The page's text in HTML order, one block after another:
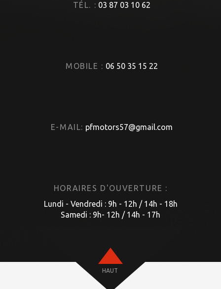
TÉL. : 03 87 03 10 62
MOBILE : 06 50 35 15 22
E-MAIL: pfmotors57@gmail.com
HORAIRES D'OUVERTURE :
Lundi - Vendredi : 9h - 12h / 14h - 18h
Samedi : 9h- 12h / 14h - 17h
HAUT